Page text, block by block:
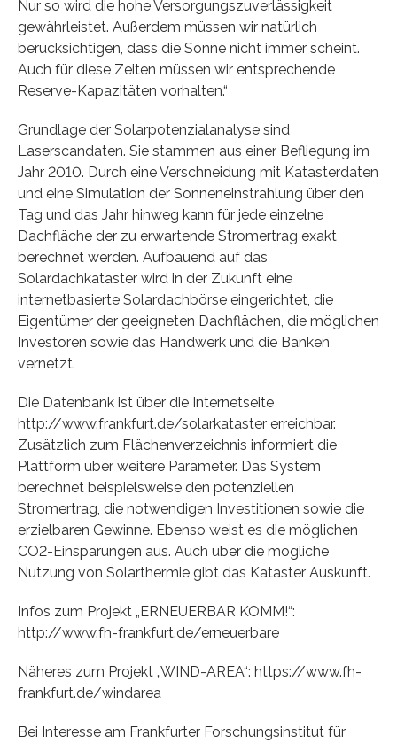
Nur so wird die hohe Versorgungszuverlässigkeit
gewährleistet. Außerdem müssen wir natürlich
berücksichtigen, dass die Sonne nicht immer scheint.
Auch für diese Zeiten müssen wir entsprechende
Reserve-Kapazitäten vorhalten.“
Grundlage der Solarpotenzialanalyse sind
Laserscandaten. Sie stammen aus einer Befliegung im
Jahr 2010. Durch eine Verschneidung mit Katasterdaten
und eine Simulation der Sonneneinstrahlung über den
Tag und das Jahr hinweg kann für jede einzelne
Dachfläche der zu erwartende Stromertrag exakt
berechnet werden. Aufbauend auf das
Solardachkataster wird in der Zukunft eine
internetbasierte Solardachbörse eingerichtet, die
Eigentümer der geeigneten Dachflächen, die möglichen
Investoren sowie das Handwerk und die Banken
vernetzt.
Die Datenbank ist über die Internetseite
http://www.frankfurt.de/solarkataster erreichbar.
Zusätzlich zum Flächenverzeichnis informiert die
Plattform über weitere Parameter. Das System
berechnet beispielsweise den potenziellen
Stromertrag, die notwendigen Investitionen sowie die
erzielbaren Gewinne. Ebenso weist es die möglichen
CO2-Einsparungen aus. Auch über die mögliche
Nutzung von Solarthermie gibt das Kataster Auskunft.
Infos zum Projekt „ERNEUERBAR KOMM!“:
http://www.fh-frankfurt.de/erneuerbare
Näheres zum Projekt „WIND-AREA“: https://www.fh-
frankfurt.de/windarea
Bei Interesse am Frankfurter Forschungsinstitut für